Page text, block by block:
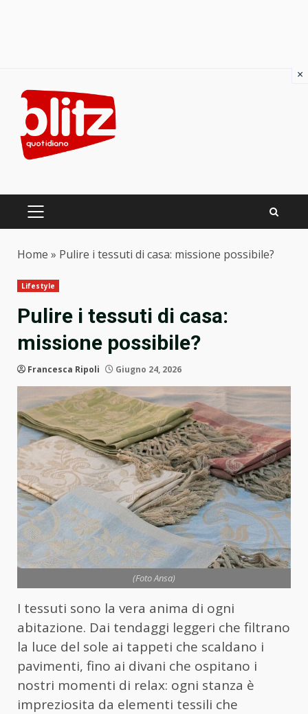
content
PRIMARY
Home » Pulire i tessuti di casa: missione possibile?
Lifestyle
Pulire i tessuti di casa:
missione possibile?
Francesca Ripoli Giugno 24, 2026
(Foto Ansa)
I tessuti sono la vera anima di ogni
abitazione. Dai tendaggi leggeri che filtrano
la luce del sole ai tappeti che scaldano i
pavimenti, fino ai divani che ospitano i
nostri momenti di relax: ogni stanza è
impreziosita da elementi tessili che
×